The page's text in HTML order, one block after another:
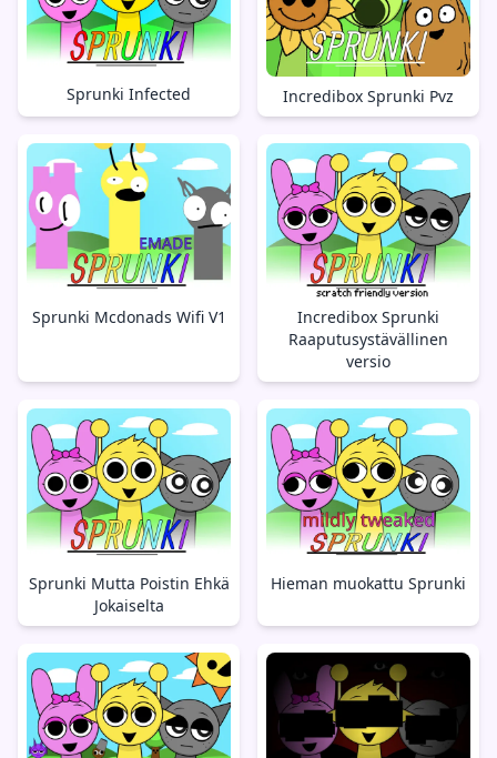
Sprunki Infected Incredibox Sprunki Pvz
Sprunki Mcdonads Wifi V1
Incredibox Sprunki
Raaputusystävällinen
versio
Sprunki Mutta Poistin Ehkä
Jokaiselta
Hieman muokattu Sprunki